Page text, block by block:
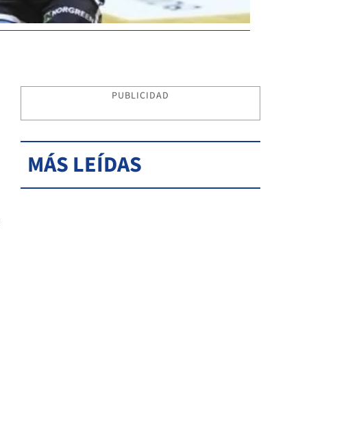
PUBLICIDAD
MÁS LEÍDAS